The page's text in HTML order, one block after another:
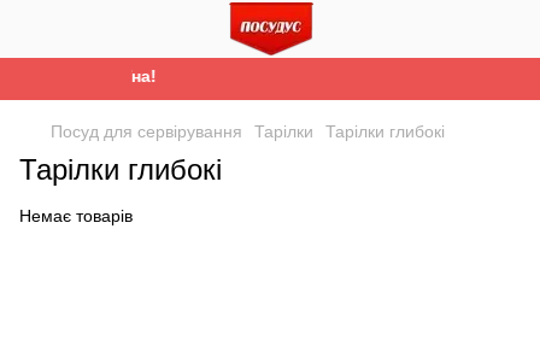
буде Україна!
Посуд для сервірування Тарілки Тарілки глибокі
Тарілки глибокі
Немає товарів